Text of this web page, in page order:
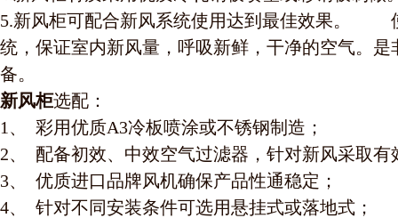
5.新风柜可配合新风系统使用达到最佳效果。
统，保证室内新风量，呼吸新鲜，干净的空气。
备。
新风柜选配：
1、 彩用优质A3冷板喷涂或不锈钢制造；
2、 配备初效、中效空气过滤器，针对新风采取有
3、 优质进口品牌风机确保产品性通稳定；
4、 针对不同安装条件可选用悬挂式或落地式；